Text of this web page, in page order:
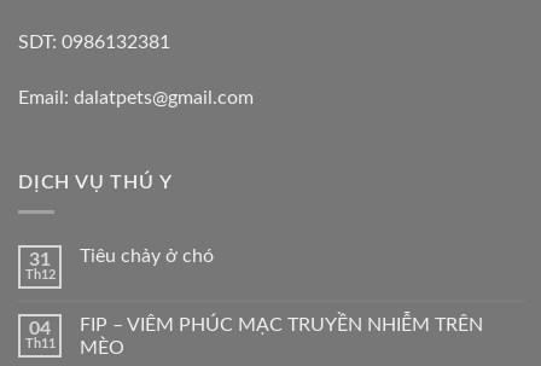
SDT: 0986132381
Email: dalatpets@gmail.com
DỊCH VỤ THÚ Y
31
Th12
Tiêu chảy ở chó
04
Th11
FIP – VIÊM PHÚC MẠC TRUYỀN NHIỄM TRÊN
MÈO